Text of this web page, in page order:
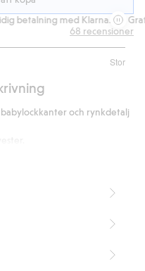
betalning med Klarna.
Stor
68 recensioner
och rynkdetalj